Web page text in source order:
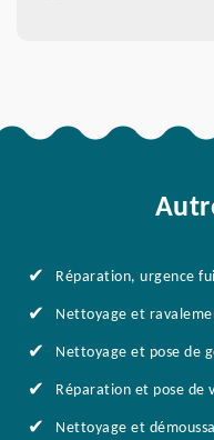
Réparation, urgence
Nettoyage et
Nettoyage et pose de
Réparation et pose de
Nettoyage et